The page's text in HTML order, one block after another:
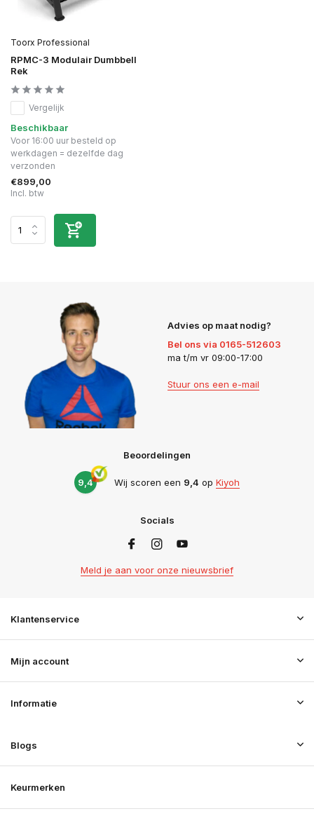
Toorx Professional
RPMC-3 Modulair Dumbbell
Rek
Vergelijk
Beschikbaar
Voor 16:00 uur besteld op
werkdagen = dezelfde dag
verzonden
€899,00
Incl. btw
Advies op maat nodig?
Bel ons via 0165-512603
ma t/m vr 09:00-17:00
Stuur ons een e-mail
Beoordelingen
9,4 Wij scoren een 9,4 op Kiyoh
Socials
Meld je aan voor onze nieuwsbrief
Klantenservice
Mijn account
Informatie
Blogs
Keurmerken